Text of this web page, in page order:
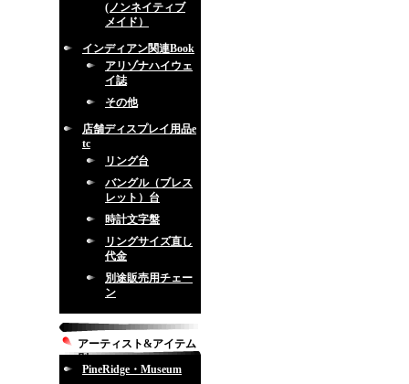
(ノンネイティブ
メイド）
インディアン関連Book
アリゾナハイウェ
イ誌
その他
店舗ディスプレイ用品e
tc
リング台
バングル（ブレス
レット）台
時計文字盤
リングサイズ直し
代金
別途販売用チェー
ン
アーティスト&アイテム
別
PineRidge・Museum